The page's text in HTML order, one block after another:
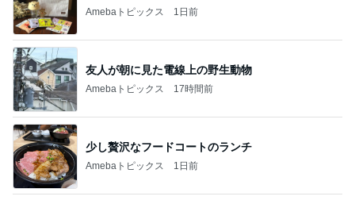
Amebaトピックス 1日前
友人が朝に見た電線上の野生動物
Amebaトピックス 17時間前
少し贅沢なフードコートのランチ
Amebaトピックス 1日前